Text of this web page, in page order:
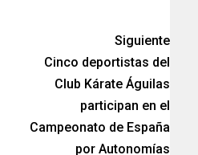
Siguiente
Cinco deportistas del
Club Kárate Águilas
participan en el
Campeonato de España
por Autonomías